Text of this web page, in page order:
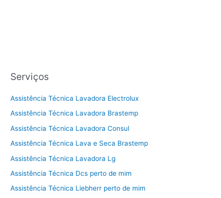
Serviços
Assistência Técnica Lavadora Electrolux
Assistência Técnica Lavadora Brastemp
Assistência Técnica Lavadora Consul
Assistência Técnica Lava e Seca Brastemp
Assistência Técnica Lavadora Lg
Assistência Técnica Dcs perto de mim
Assistência Técnica Liebherr perto de mim